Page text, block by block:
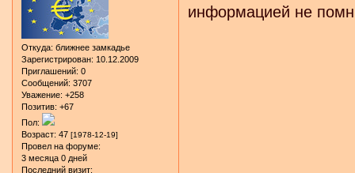
Откуда: ближнее замкадье
Зарегистрирован: 10.12.2009
Приглашений: 0
Сообщений: 3707
Уважение: +258
Позитив: +67
Пол:
Возраст: 47 [1978-12-19]
Провел на форуме:
3 месяца 0 дней
Последний визит:
информацией не